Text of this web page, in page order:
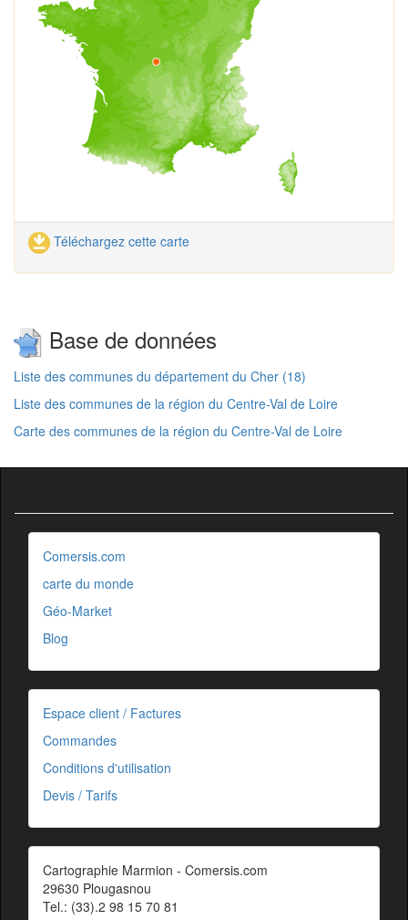
Téléchargez cette carte
Base de données
Liste des communes du département du Cher (18)
Liste des communes de la région du Centre-Val de Loire
Carte des communes de la région du Centre-Val de Loire
Comersis.com
carte du monde
Géo-Market
Blog
Espace client / Factures
Commandes
Conditions d'utilisation
Devis / Tarifs
Cartographie Marmion - Comersis.com
29630 Plougasnou
Tel.: (33).2 98 15 70 81